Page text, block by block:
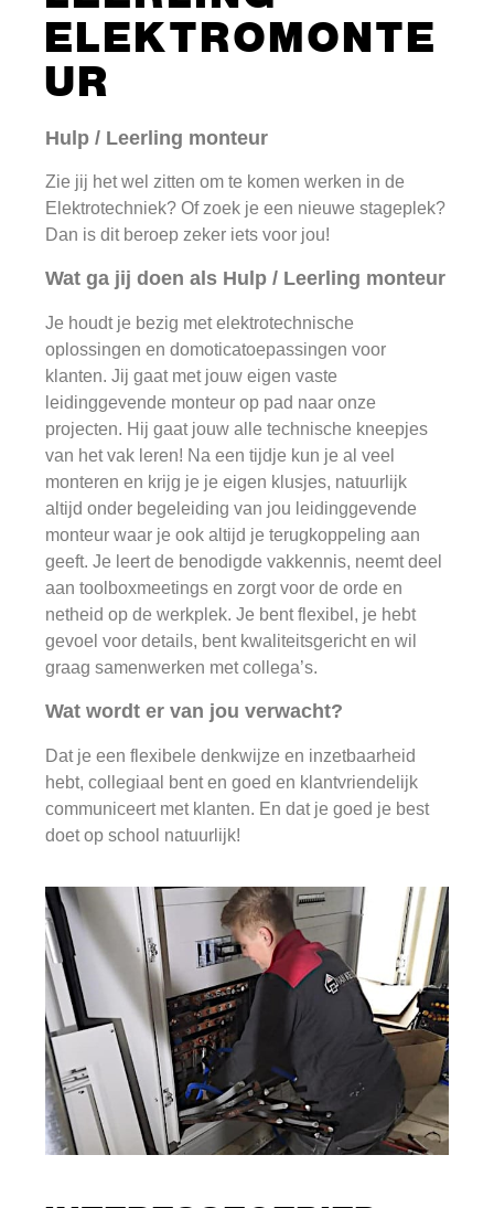
ELEKTROMONTE
UR
Hulp / Leerling monteur
Zie jij het wel zitten om te komen werken in de
Elektrotechniek? Of zoek je een nieuwe stageplek?
Dan is dit beroep zeker iets voor jou!
Wat ga jij doen als Hulp / Leerling monteur
Je houdt je bezig met elektrotechnische
oplossingen en domoticatoepassingen voor
klanten. Jij gaat met jouw eigen vaste
leidinggevende monteur op pad naar onze
projecten. Hij gaat jouw alle technische kneepjes
van het vak leren! Na een tijdje kun je al veel
monteren en krijg je je eigen klusjes, natuurlijk
altijd onder begeleiding van jou leidinggevende
monteur waar je ook altijd je terugkoppeling aan
geeft. Je leert de benodigde vakkennis, neemt deel
aan toolboxmeetings en zorgt voor de orde en
netheid op de werkplek. Je bent flexibel, je hebt
gevoel voor details, bent kwaliteitsgericht en wil
graag samenwerken met collega’s.
Wat wordt er van jou verwacht?
Dat je een flexibele denkwijze en inzetbaarheid
hebt, collegiaal bent en goed en klantvriendelijk
communiceert met klanten. En dat je goed je best
doet op school natuurlijk!